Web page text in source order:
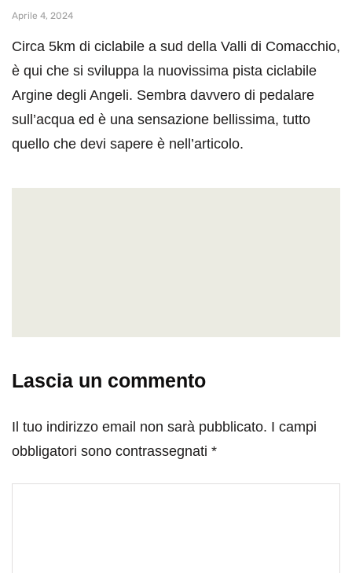
Aprile 4, 2024
Circa 5km di ciclabile a sud della Valli di Comacchio,
è qui che si sviluppa la nuovissima pista ciclabile
Argine degli Angeli. Sembra davvero di pedalare
sull’acqua ed è una sensazione bellissima, tutto
quello che devi sapere è nell’articolo.
Lascia un commento
Il tuo indirizzo email non sarà pubblicato. I campi
obbligatori sono contrassegnati *